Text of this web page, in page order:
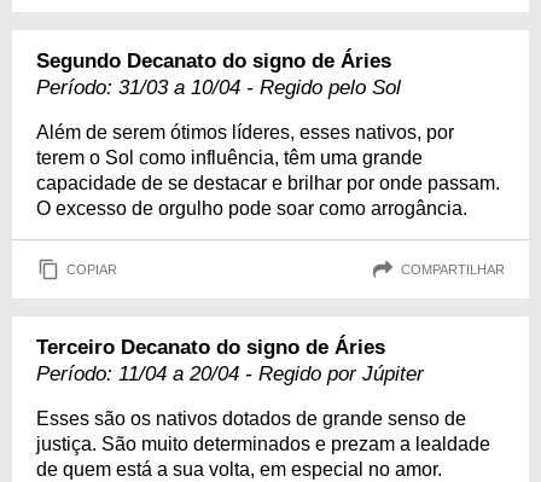
Segundo Decanato do signo de Áries
Período: 31/03 a 10/04 - Regido pelo Sol
Além de serem ótimos líderes, esses nativos, por
terem o Sol como influência, têm uma grande
capacidade de se destacar e brilhar por onde passam.
O excesso de orgulho pode soar como arrogância.
COPIAR COMPARTILHAR
Terceiro Decanato do signo de Áries
Período: 11/04 a 20/04 - Regido por Júpiter
Esses são os nativos dotados de grande senso de
justiça. São muito determinados e prezam a lealdade
de quem está a sua volta, em especial no amor.